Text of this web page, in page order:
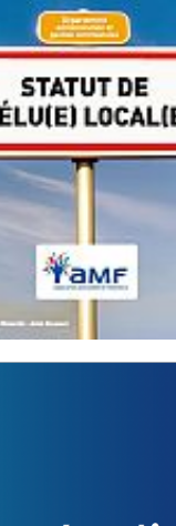
l’élu local
avril 2024